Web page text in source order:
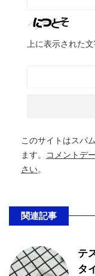
上に表示された文
このサイトはスパ
ます。
コメントデ
さい。
関連記事
テ
タ